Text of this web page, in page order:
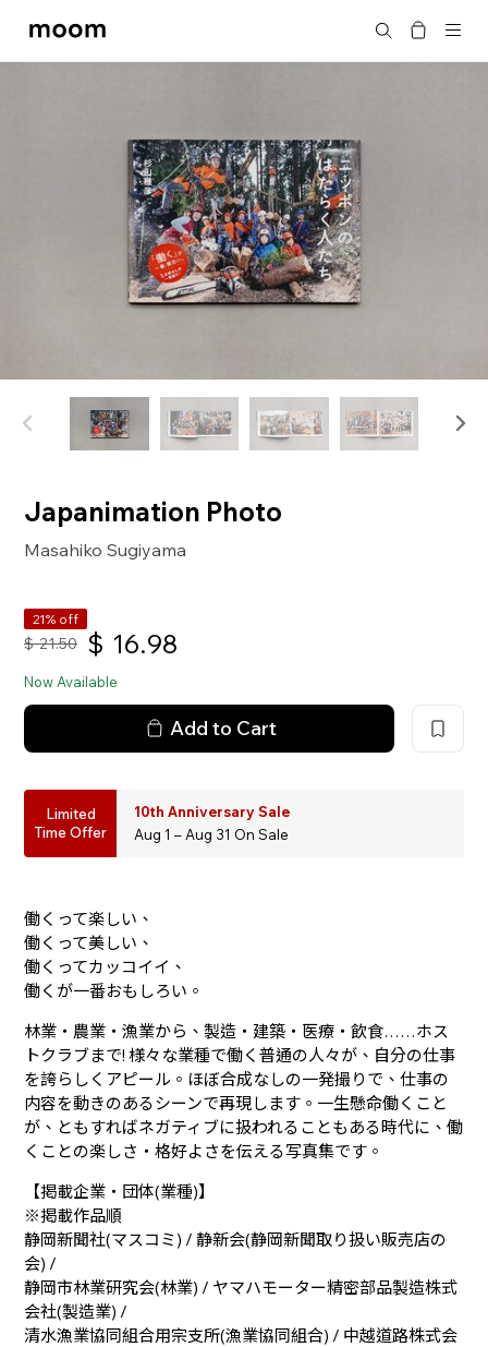
moom
Search
Japanimation Photo
Masahiko Sugiyama
21% off
$ 21.50 $ 16.98
Now Available
Add to Cart
Limited
Time Offer
10th Anniversary Sale
Aug 1 – Aug 31 On Sale
働くって楽しい、
働くって美しい、
働くってカッコイイ、
働くが一番おもしろい。
林業・農業・漁業から、製造・建築・医療・飲食……ホス
トクラブまで! 様々な業種で働く普通の人々が、自分の仕事
を誇らしくアピール。ほぼ合成なしの一発撮りで、仕事の
内容を動きのあるシーンで再現します。一生懸命働くこと
が、ともすればネガティブに扱われることもある時代に、働
くことの楽しさ・格好よさを伝える写真集です。
【掲載企業・団体(業種)】
※掲載作品順
静岡新聞社(マスコミ) / 静新会(静岡新聞取り扱い販売店の
会) /
静岡市林業研究会(林業) / ヤマハモーター精密部品製造株式
会社(製造業) /
清水漁業協同組合用宗支所(漁業協同組合) / 中越道路株式会